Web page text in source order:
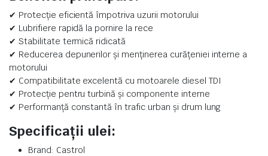
✔ Protecție eficientă împotriva uzurii motorului
✔ Lubrifiere rapidă la pornire la rece
✔ Stabilitate termică ridicată
✔ Reducerea depunerilor și menținerea curățeniei interne a
motorului
✔ Compatibilitate excelentă cu motoarele diesel TDI
✔ Protecție pentru turbină și componente interne
✔ Performanță constantă în trafic urban și drum lung
Specificații ulei:
Brand: Castrol